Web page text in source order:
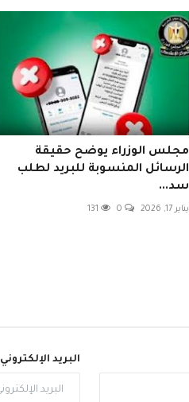
مجلس الوزراء يوضح حقيقة
الرسائل المنسوبة للبريد لطلب
سد...
يناير 17, 2026 0
131
البريد الإلكتروني